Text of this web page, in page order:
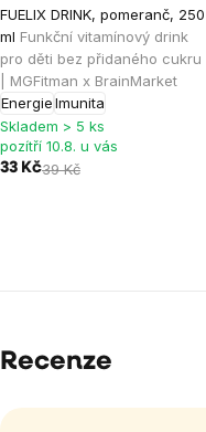
FUELIX DRINK, pomeranč, 250
ml Funkční vitamínový drink
pro děti bez přidaného cukru
| MGFitman x BrainMarket
EnergieImunita
Skladem > 5 ks
pozítří 10.8. u vás
33 Kč39 Kč
Recenze